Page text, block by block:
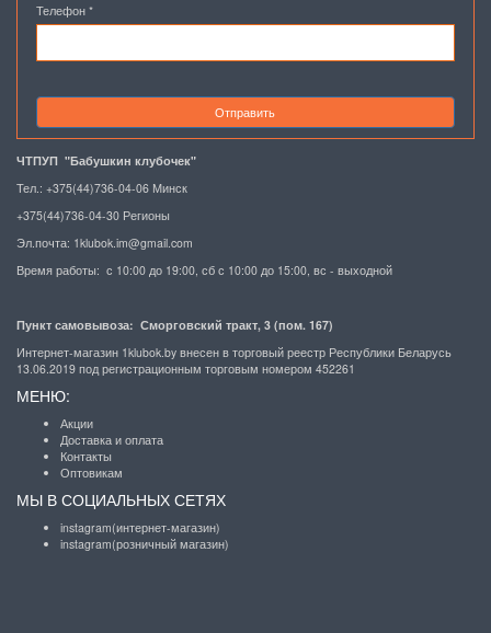
Телефон *
Отправить
ЧТПУП "Бабушкин клубочек"
Тел.: +375(44)736-04-06 Минск
+375(44)736-04-30 Регионы
Эл.почта: 1klubok.im@gmail.com
Время работы: с 10:00 до 19:00, сб с 10:00 до 15:00, вс - выходной
Пункт самовывоза: Сморговский тракт, 3 (пом. 167)
Интернет-магазин 1klubok.by внесен в торговый реестр Республики Беларусь
13.06.2019 под регистрационным торговым номером 452261
МЕНЮ:
Акции
Доставка и оплата
Контакты
Оптовикам
МЫ В СОЦИАЛЬНЫХ СЕТЯХ
instagram(интернет-магазин)
instagram(розничный магазин)